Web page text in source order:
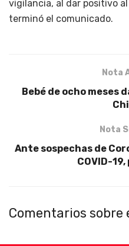
vigilancia, al dar positivo
terminó el comunicado.
Nota
Bebé de ocho meses
Nota
Ante sospechas de
COVID-
Comentarios sobre